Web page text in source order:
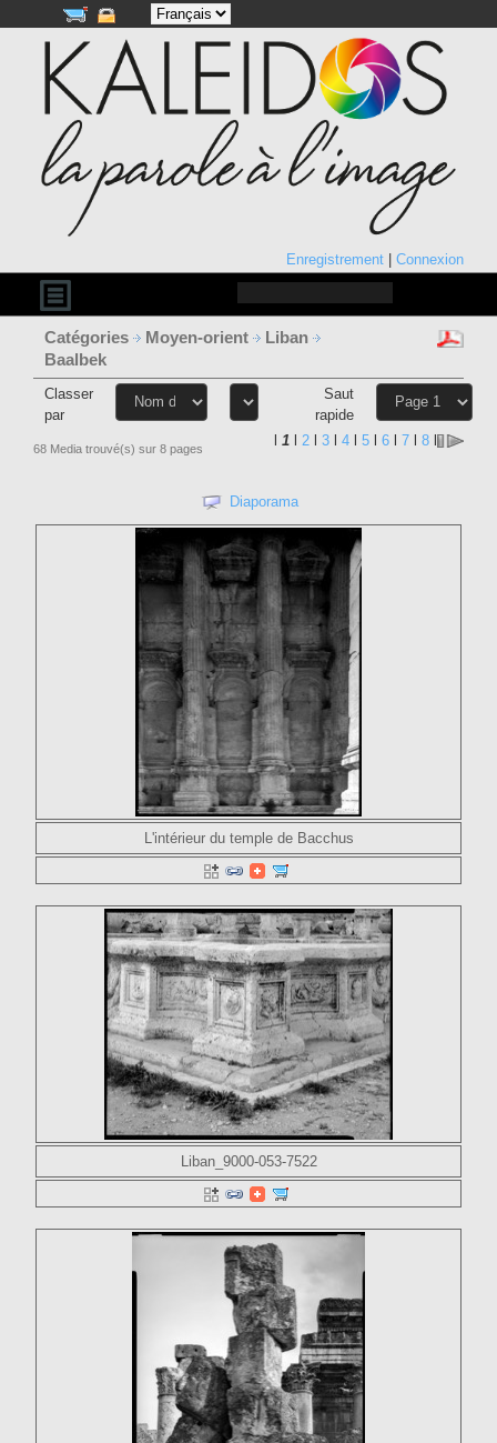
Enregistrement | Connexion
Catégories Moyen-orient
Liban
Baalbek
Classer
par
Saut
rapide
68 Media trouvé(s) sur 8 pages l 1l 2l 3l 4l 5l 6l 7l 8l
Diaporama
L'intérieur du temple de Bacchus
Liban_9000-053-7522